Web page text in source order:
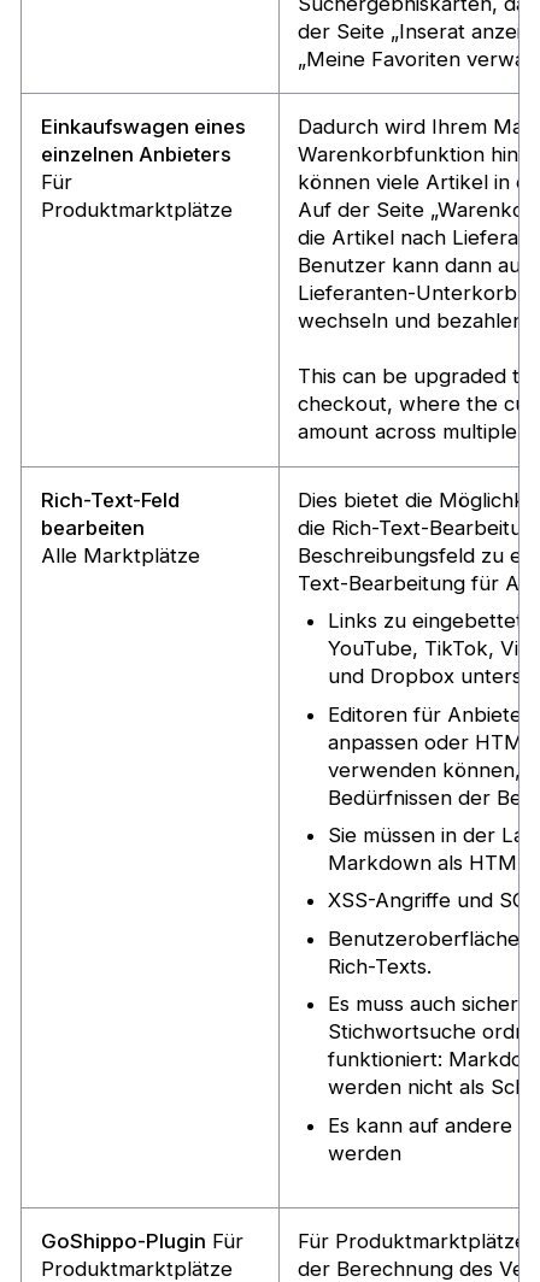
der Seite „Inserat
„Meine Favoriten
Einkaufswagen eines
einzelnen Anbieters
Für
Produktmarktplätze
Dadurch wird Ihrem
Warenkorbfunktion
können viele Artikel in
Auf der Seite
die Artikel nach
Benutzer kann dann
Lieferanten-Unterkorb
wechseln und bezahlen
This can be upgraded to
checkout, where the
amount across multiple
Rich-Text-Feld
bearbeiten
Alle Marktplätze
Dies bietet die
die Rich-Text-
Beschreibungsfeld zu
Text-Bearbeitung für
Links zu
YouTube, TikTok,
und Dropbox
Editoren für Anbieter,
anpassen oder
verwenden können,
Bedürfnissen der
Sie müssen in der
Markdown als HTML
XSS-Angriffe und
Benutzeroberfläche
Rich-Texts.
Es muss auch
Stichwortsuche
funktioniert:
werden nicht als
Es kann auf andere
werden
GoShippo-Plugin Für
Produktmarktplätze
Für Produktmarktplätze.
der Berechnung des